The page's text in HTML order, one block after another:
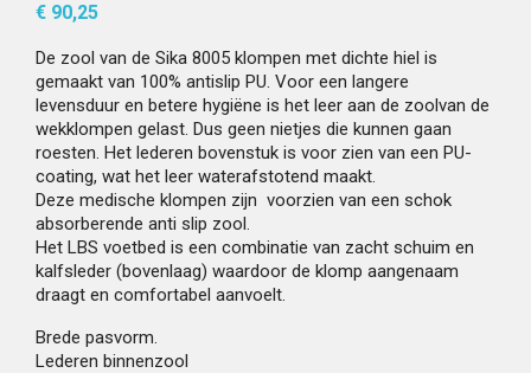
€ 90,25
De zool van de Sika 8005 klompen met dichte hiel is
gemaakt van 100% antislip PU. Voor een langere
levensduur en betere hygiëne is het leer aan de zoolvan de
wekklompen gelast. Dus geen nietjes die kunnen gaan
roesten. Het lederen bovenstuk is voor zien van een PU-
coating, wat het leer waterafstotend maakt.
Deze medische klompen zijn voorzien van een schok
absorberende anti slip zool.
Het LBS voetbed is een combinatie van zacht schuim en
kalfsleder (bovenlaag) waardoor de klomp aangenaam
draagt en comfortabel aanvoelt.
Brede pasvorm.
Lederen binnenzool